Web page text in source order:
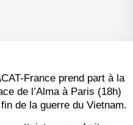
France prend part à la
de l’Alma à Paris (18h)
de la guerre du Vietnam.